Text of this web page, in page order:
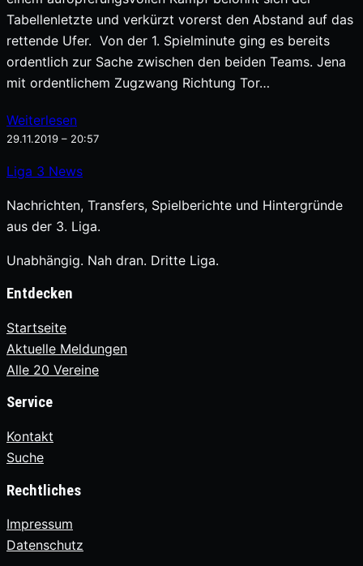
Tabellenletzte und verkürzt vorerst den Abstand auf das
rettende Ufer. Von der 1. Spielminute ging es bereits
ordentlich zur Sache zwischen den beiden Teams. Jena
mit ordentlichem Zugzwang Richtung Tor…
Weiterlesen
29.11.2019 – 20:57
Liga 3 News
Nachrichten, Transfers, Spielberichte und Hintergründe
aus der 3. Liga.
Unabhängig. Nah dran. Dritte Liga.
Entdecken
Startseite
Aktuelle Meldungen
Alle 20 Vereine
Service
Kontakt
Suche
Rechtliches
Impressum
Datenschutz